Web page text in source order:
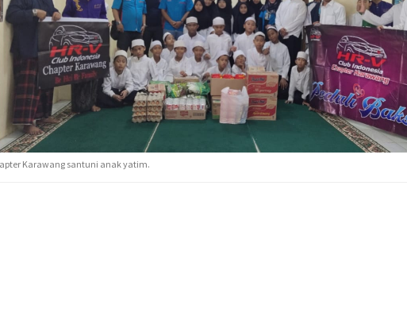
Karawang santuni anak yatim.